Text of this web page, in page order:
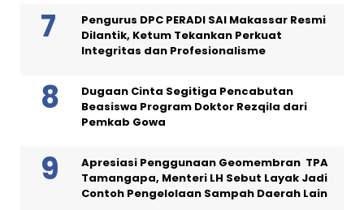
Pengurus DPC PERADI SAI Makassar Resmi
Dilantik, Ketum Tekankan Perkuat
Integritas dan Profesionalisme
Dugaan Cinta Segitiga Pencabutan
Beasiswa Program Doktor Rezqila dari
Pemkab Gowa
Apresiasi Penggunaan Geomembran TPA
Tamangapa, Menteri LH Sebut Layak Jadi
Contoh Pengelolaan Sampah Daerah Lain